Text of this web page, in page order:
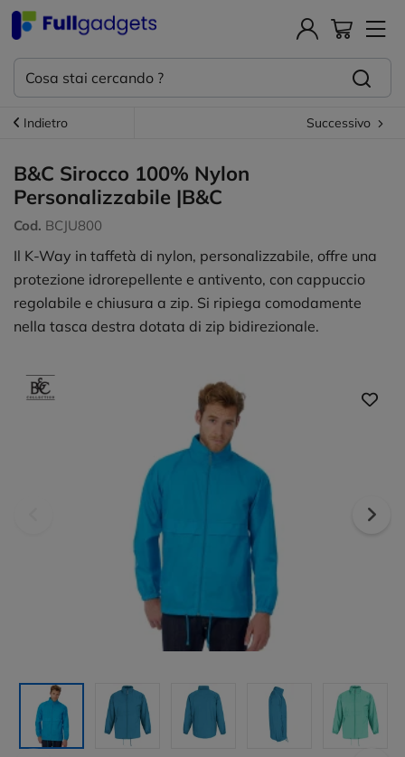
Indietro Successivo
B&C Sirocco 100% Nylon
Personalizzabile |B&C
Cod. BCJU800
Il K-Way in taffetà di nylon, personalizzabile, offre una
protezione idrorepellente e antivento, con cappuccio
regolabile e chiusura a zip. Si ripiega comodamente
nella tasca destra dotata di zip bidirezionale.